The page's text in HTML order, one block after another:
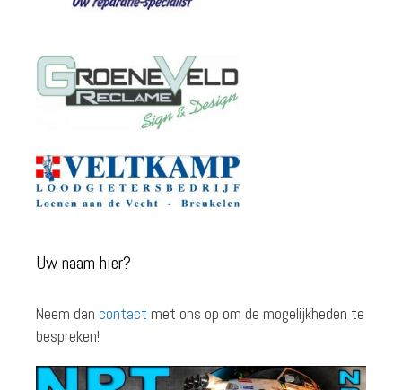
Uw naam hier?
Neem dan contact met ons op om de mogelijkheden te
bespreken!